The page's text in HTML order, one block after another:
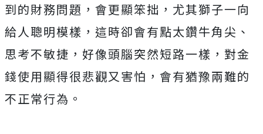
到的財務問題，會更顯笨拙，尤其獅子一向
給人聰明模樣，這時卻會有點太鑽牛角尖、
思考不敏捷，好像頭腦突然短路一樣，對金
錢使用顯得很悲觀又害怕，會有猶豫兩難的
不正常行為。